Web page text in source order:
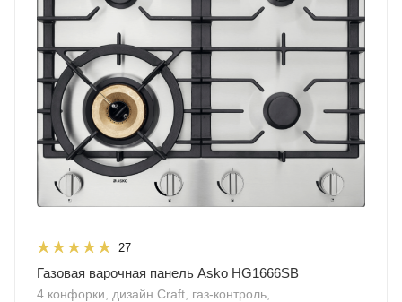
27
Газовая варочная панель Asko HG1666SB
4 конфорки, дизайн Craft, газ-контроль,